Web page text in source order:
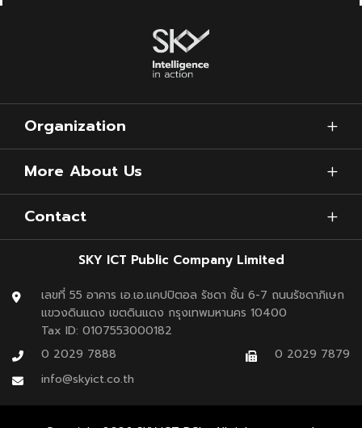
โดยสารได้กี่ล้านคนต่อปี”
แต่คือ “เราพร้อมแค่ไหนสำหรับโลกการบินที่ต้อง Net Zero”
เพราะในอนาคตอันใกล้ สนามบินที่ไม่มีคำตอบเรื่อง SAF อาจไม่
ได้เป็นแค่ “ตัวเลือกที่ด้อยกว่า” แต่กลายเป็น “ตัวเลือกที่ถูก
Organization
More About Us
Contact
SKY ICT Public Company Limited
เลขที่ 55 อาคาร เอ.เอ.แคปปิตอล รัชดา ชั้น 6-7 ถนนรัชดาภิเษก
แขวงดินแดง เขตดินแดง กรุงเทพมหานคร 10400
Tax ID: 0107553000182
0 2029 7888
0 2029 7879
info@skyict.co.th